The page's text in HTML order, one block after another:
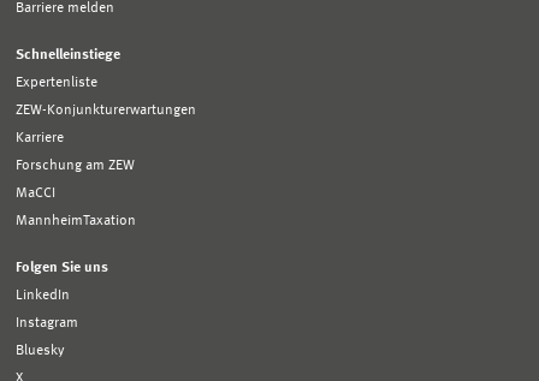
Barriere melden
Schnelleinstiege
Expertenliste
ZEW-Konjunkturerwartungen
Karriere
Forschung am ZEW
MaCCI
MannheimTaxation
Folgen Sie uns
LinkedIn
Instagram
Bluesky